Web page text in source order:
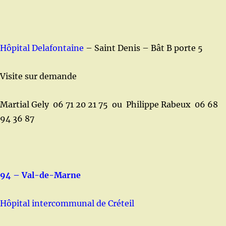
Hôpital Delafontaine – Saint Denis – Bât B porte 5
Visite sur demande
Martial Gely 06 71 20 21 75 ou Philippe Rabeux 06 68
94 36 87
94 – Val-de-Marne
Hôpital intercommunal de Créteil